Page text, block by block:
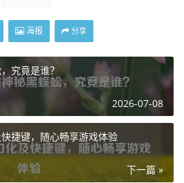
的喜好对键位进行调整，如果你觉
手，也可以在游戏的设置选项中找
键位修改为你习惯的其他按键，V”
戏中能快速、准确地做出蹲伏动作,
的。
法，能让你在逆战的战场上更加灵
的机会，下次进入逆战，不妨多多
海报 分享
究竟是谁？
2026-07-08
捷键，随心畅享游戏体验
下一篇 »